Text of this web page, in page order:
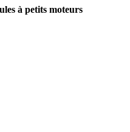
à petits moteurs